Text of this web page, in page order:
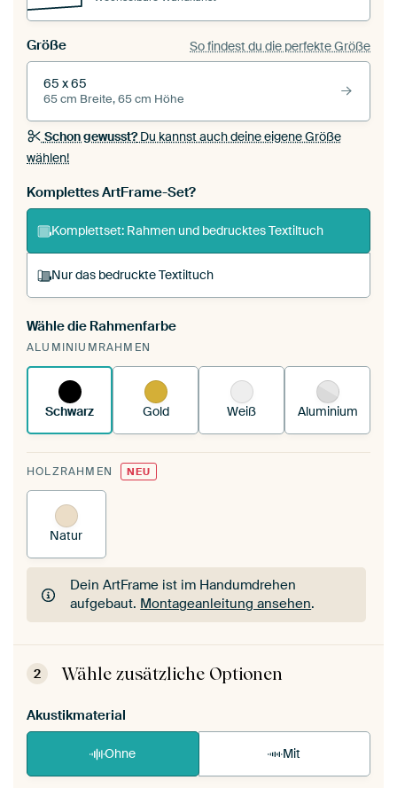
Größe So findest du die perfekte Größe
65 x 65
65 cm Breite, 65 cm Höhe
Schon gewusst?Du kannst auch deine eigene Größe
wählen!
Komplettes ArtFrame-Set?
Komplettset: Rahmen und bedrucktes Textiltuch
Nur das bedruckte Textiltuch
Du spannst einen wechselbaren Textiltuch in
deinen vorhandenen ArtFrame™.
funktioniert es.
Wähle die Rahmenfarbe
ALUMINIUMRAHMEN
Schwarz Gold Weiß Aluminium
HOLZRAHMEN NEU
Natur
Dein ArtFrame ist im Handumdrehen
aufgebaut. Montageanleitung ansehen.
Dein ArtFrame ist im Handumdrehen
aufgebaut.Montageanleitung ansehen
2 Wähle zusätzliche Optionen
Akustikmaterial
Ohne Mit